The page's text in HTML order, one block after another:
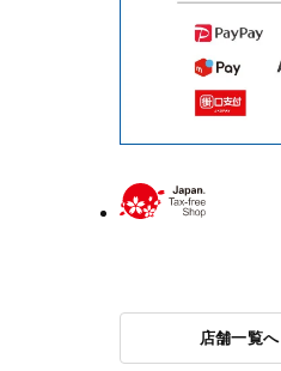
店舗一覧へ